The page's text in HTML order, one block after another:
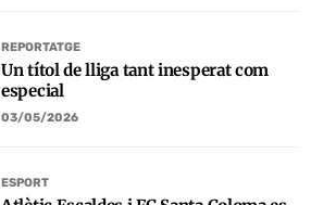
REPORTATGE
Un títol de lliga tant inesperat com
especial
03/05/2026
ESPORT